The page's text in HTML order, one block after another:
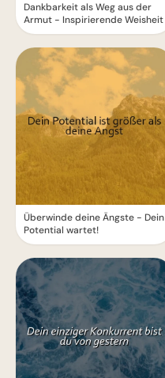
Dankbarkeit als Weg aus der
Armut - Inspirierende Weisheit
Überwinde deine Ängste - Dein
Potential wartet!